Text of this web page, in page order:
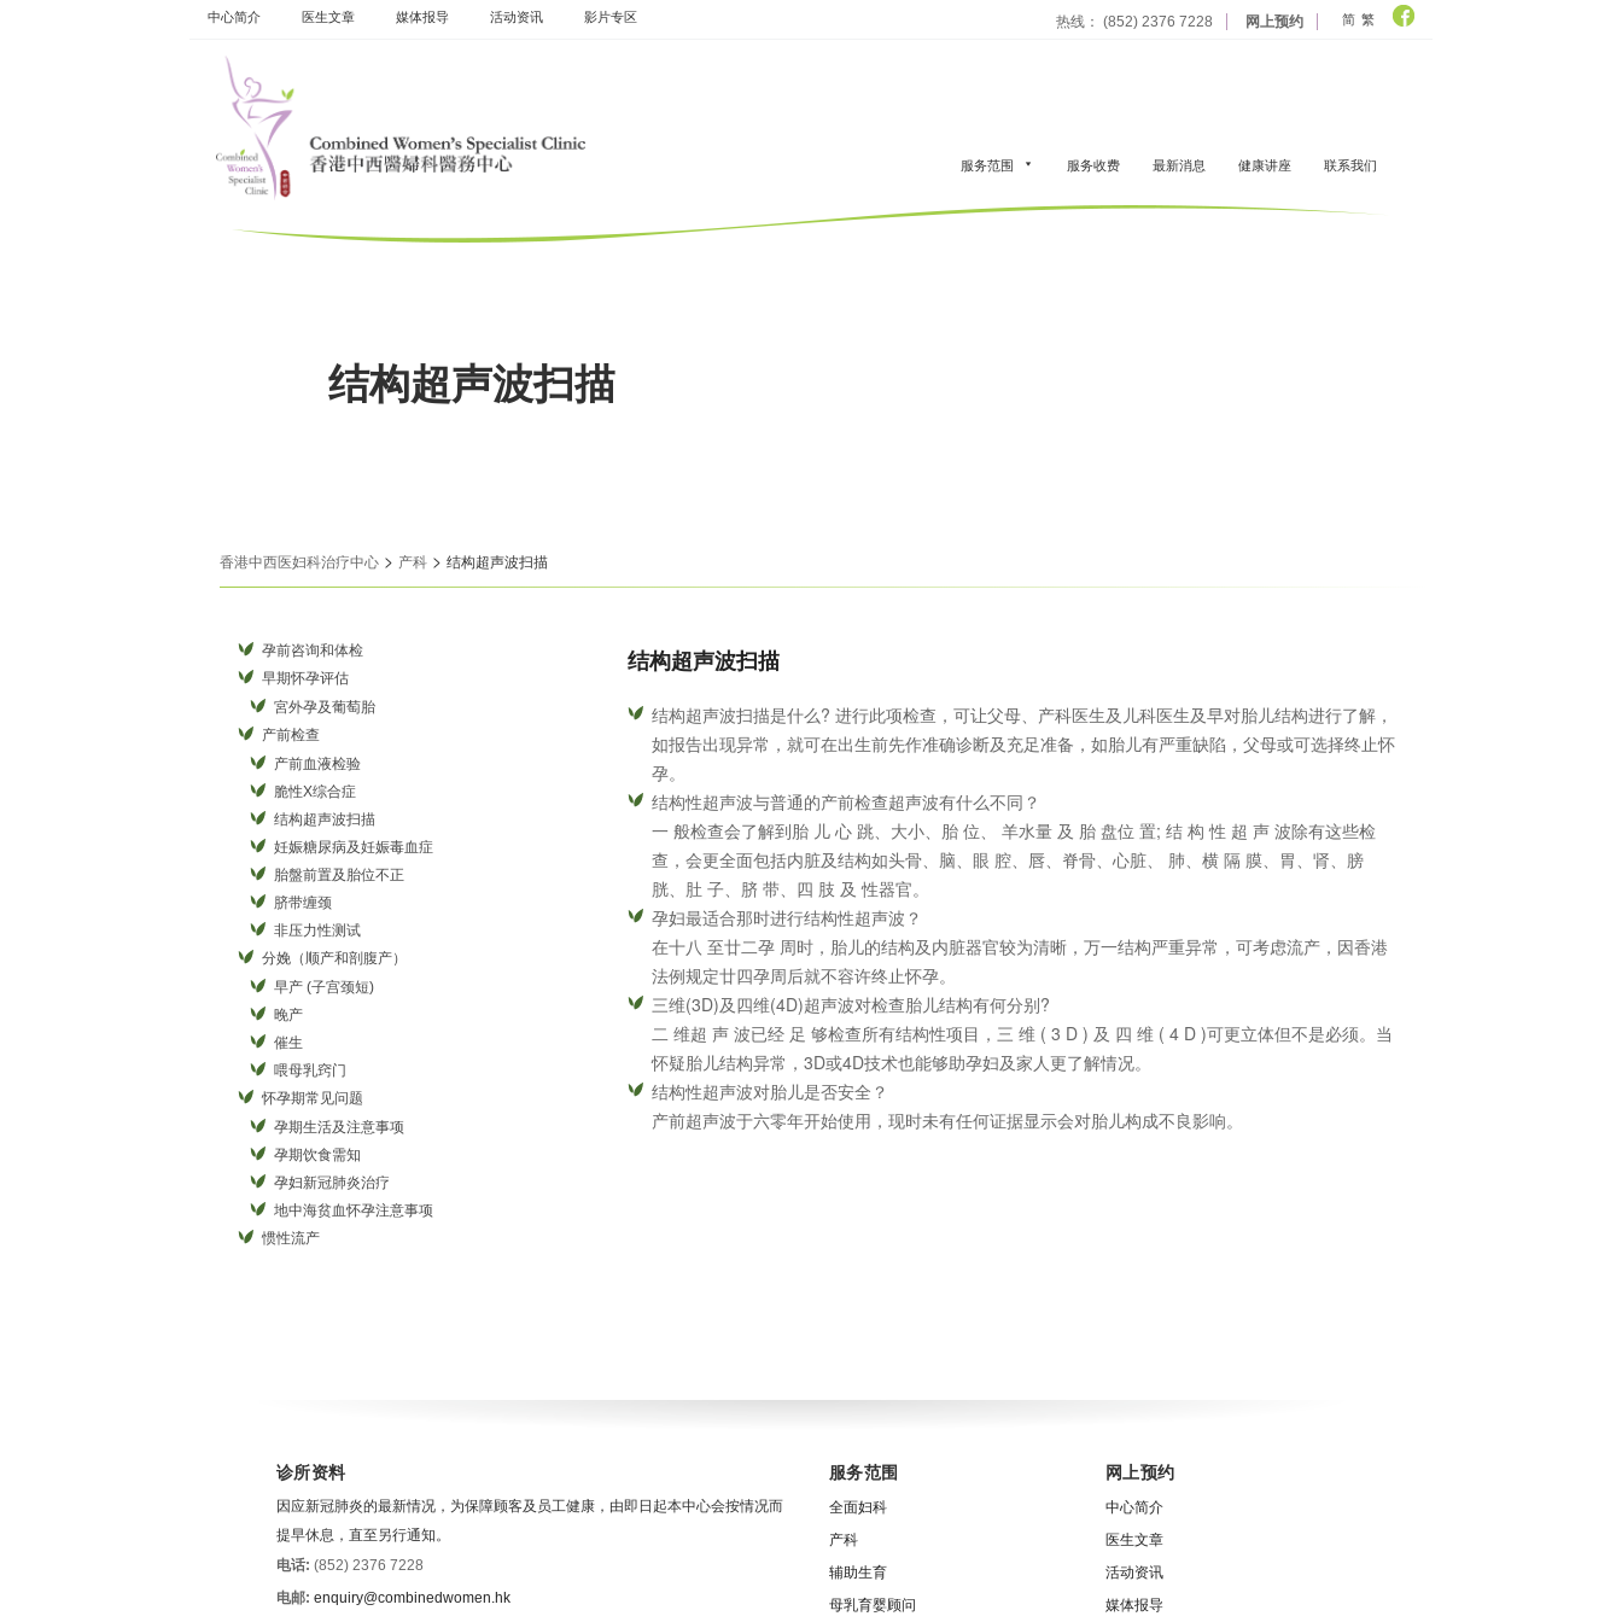
Skip
to
中心简介 医生文章 媒体报导 活动资​​讯 影片专区 热线： (852) 2376 7228 网上预约 简 繁
服务范围 服务收费 最新消息 健康讲座 联系我们
结构超声波扫描
香港中西医妇科治疗中心 > 产科 > 结构超声波扫描
孕前咨询和体检
早期怀孕评估
宮外孕及葡萄胎
产前检查
产前血液检验
脆性X综合症
结构超声波扫描
妊娠糖尿病及妊娠毒血症
胎盤前置及胎位不正
脐带缠颈
非压力性测试
分娩（顺产和剖腹产）
早产 (子宫颈短)
晚产
催生
喂母乳窍门
怀孕期常见问题
孕期生活及注意事项
孕期饮食需知
孕妇新冠肺炎治疗
地中海贫血怀孕注意事项
惯性流产
结构超声波扫描
结构超声波扫描是什么? 进行此项检查，可让父母、产科医生及儿科医生及早对胎儿结构进行了解，
如报告出现异常，就可在出生前先作准确诊断及充足准备，如胎儿有严重缺陷，父母或可选择终止怀
孕。
结构性超声波与普通的产前检查超声波有什么不同？
一 般检查会了解到胎 儿 心 跳、大小、胎 位、 羊水量 及 胎 盘位 置; 结 构 性 超 声 波除有这些检
查，会更全面包括内脏及结构如头骨、脑、眼 腔、唇、脊骨、心脏、 肺、横 隔 膜、胃、肾、膀
胱、肚 子、脐 带、四 肢 及 性器官。
孕妇最适合那时进行结构性超声波？
在十八 至廿二孕 周时，胎儿的结构及内脏器官较为清晰，万一结构严重异常，可考虑流产，因香港
法例规定廿四孕周后就不容许终止怀孕。
三维(3D)及四维(4D)超声波对检查胎儿结构有何分别?
二 维超 声 波已经 足 够检查所有结构性项目，三 维 ( 3 D ) 及 四 维 ( 4 D )可更立体但不是必须。当
怀疑胎儿结构异常，3D或4D技术也能够助孕妇及家人更了解情况。
结构性超声波对胎儿是否安全？
产前超声波于六零年开始使用，现时未有任何证据显示会对胎儿构成不良影响。
诊所资料
因应新冠肺炎的最新情况，为保障顾客及员工健康，由即日起本中心会按情况而
提早休息，直至另行通知。
电话: (852) 2376 7228
电邮: enquiry@combinedwomen.hk
服务范围
全面妇科
产科
辅助生育
母乳育婴顾问
网上预约
中心简介
医生文章
活动资讯
媒体报导